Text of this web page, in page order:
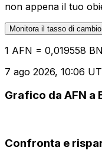
non appena il tuo
Monitora il tasso di cambio
1 AFN = 0,019558
7 ago 2026, 10:06
Grafico da AFN a
Confronta e